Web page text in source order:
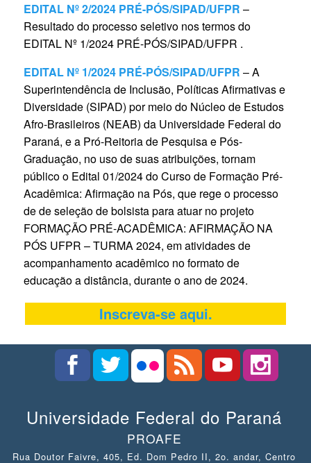
EDITAL Nº 2/2024 PRÉ-PÓS/SIPAD/UFPR –
Resultado do processo seletivo nos termos do
EDITAL Nº 1/2024 PRÉ-PÓS/SIPAD/UFPR .
EDITAL Nº 1/2024 PRÉ-PÓS/SIPAD/UFPR – A
Superintendência de Inclusão, Políticas Afirmativas e
Diversidade (SIPAD) por meio do Núcleo de Estudos
Afro-Brasileiros (NEAB) da Universidade Federal do
Paraná, e a Pró-Reitoria de Pesquisa e Pós-
Graduação, no uso de suas atribuições, tornam
público o Edital 01/2024 do Curso de Formação Pré-
Acadêmica: Afirmação na Pós, que rege o processo
de de seleção de bolsista para atuar no projeto
FORMAÇÃO PRÉ-ACADÊMICA: AFIRMAÇÃO NA
PÓS UFPR – TURMA 2024, em atividades de
acompanhamento acadêmico no formato de
educação a distância, durante o ano de 2024.
Inscreva-se aqui.
Universidade Federal do Paraná
PROAFE
Rua Doutor Faivre, 405, Ed. Dom Pedro II, 2o. andar, Centro